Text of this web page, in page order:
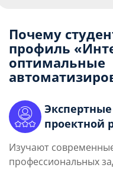
Почему
профиль
оптимальные
проектной
Изучают
профессиональных